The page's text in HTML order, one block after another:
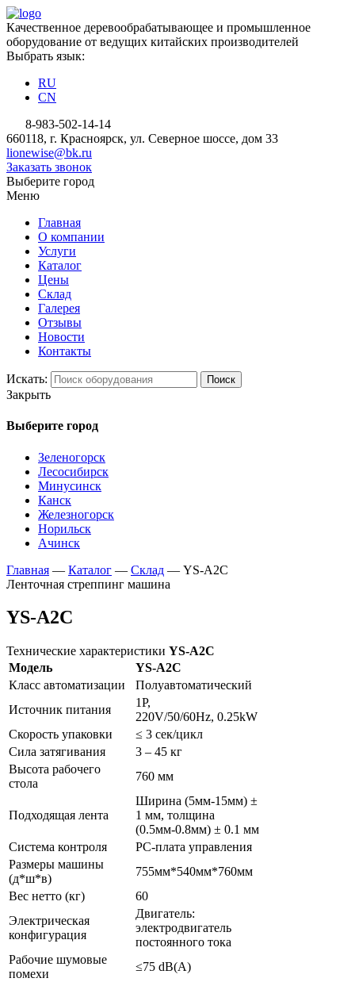
Качественное деревообрабатывающее и промышленное
оборудование от ведущих китайских производителей
Выбрать язык:
RU
CN
8-983-502-14-14
660118, г. Красноярск, ул. Северное шоссе, дом 33
lionewise@bk.ru
Заказать звонок
Выберите город
Меню
Главная
О компании
Услуги
Каталог
Цены
Склад
Галерея
Отзывы
Новости
Контакты
Искать: Поиск
Закрыть
Выберите город
Зеленогорск
Лесосибирск
Минусинск
Канск
Железногорск
Норильск
Ачинск
Главная — Каталог — Склад — YS-A2C
Ленточная стреппинг машина
YS-A2C
Технические характеристики YS-A2C
Модель
YS-A2C
Класс автоматизации
Полуавтоматический
Источник питания
1P,
220V/50/60Hz, 0.25kW
Скорость упаковки
≤ 3 сек/цикл
Сила затягивания
3 – 45 кг
Высота рабочего
стола
760 мм
Подходящая лента
Ширина (5мм-15мм) ±
1 мм, толщина
(0.5мм-0.8мм) ± 0.1 мм
Система контроля
РС-плата управления
Размеры машины
(д*ш*в)
755мм*540мм*760мм
Вес нетто (кг)
60
Электрическая
конфигурация
Двигатель:
электродвигатель
постоянного тока
Рабочие шумовые
помехи
≤75 dB(A)